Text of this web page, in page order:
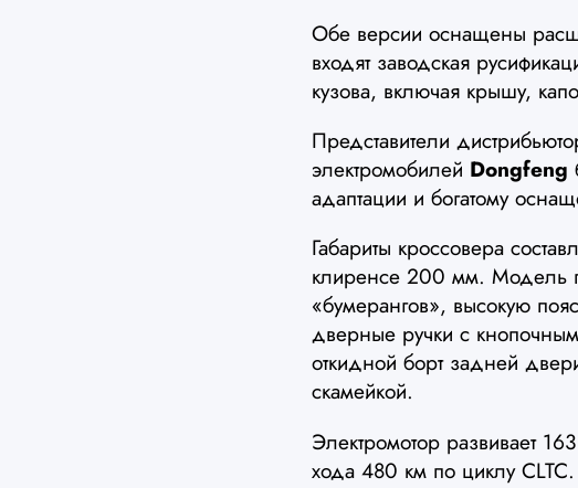
Обе версии оснащены
входят заводская
кузова, включая крышу,
Представители
электромобилей Dongfeng
адаптации и богатому
Габариты кроссовера
клиренсе 200 мм. Модель
«бумерангов», высокую
дверные ручки с
откидной борт задней
скамейкой.
Электромотор развивает
хода 480 км по циклу